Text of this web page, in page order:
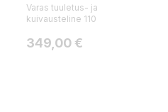
Varas tuuletus- ja
kuivausteline 110
Hinta
349,00 €